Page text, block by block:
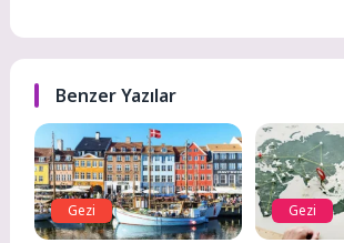
Benzer Yazılar
Gezi Gezi